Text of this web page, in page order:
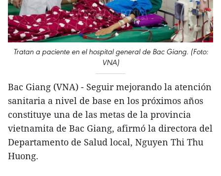
Tratan a paciente en el hospital general de Bac Giang. (Foto:
VNA)
Bac Giang (VNA) - Seguir mejorando la atención
sanitaria a nivel de base en los próximos años
constituye una de las metas de la provincia
vietnamita de Bac Giang, afirmó la directora del
Departamento de Salud local, Nguyen Thi Thu
Huong.